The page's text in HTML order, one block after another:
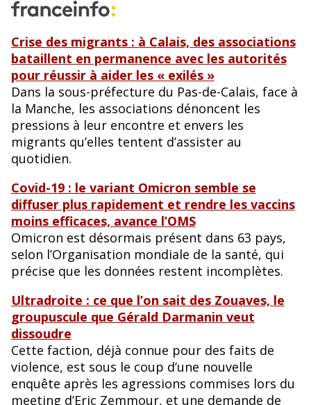
Crise des migrants : à Calais, des associations
bataillent en permanence avec les autorités
pour réussir à aider les « exilés »
Dans la sous-préfecture du Pas-de-Calais, face à
la Manche, les associations dénoncent les
pressions à leur encontre et envers les
migrants qu’elles tentent d’assister au
quotidien.
Covid-19 : le variant Omicron semble se
diffuser plus rapidement et rendre les vaccins
moins efficaces, avance l’OMS
Omicron est désormais présent dans 63 pays,
selon l’Organisation mondiale de la santé, qui
précise que les données restent incomplètes.
Ultradroite : ce que l’on sait des Zouaves, le
groupuscule que Gérald Darmanin veut
dissoudre
Cette faction, déjà connue pour des faits de
violence, est sous le coup d’une nouvelle
enquête après les agressions commises lors du
meeting d’Eric Zemmour, et une demande de